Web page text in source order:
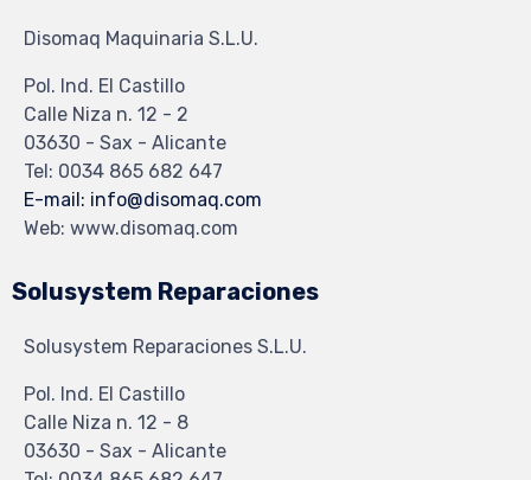
Disomaq Maquinaria S.L.U.
Pol. Ind. El Castillo
Calle Niza n. 12 - 2
03630 - Sax - Alicante
Tel: 0034 865 682 647
E-mail: info@disomaq.com
Web: www.disomaq.com
Solusystem Reparaciones
Solusystem Reparaciones S.L.U.
Pol. Ind. El Castillo
Calle Niza n. 12 - 8
03630 - Sax - Alicante